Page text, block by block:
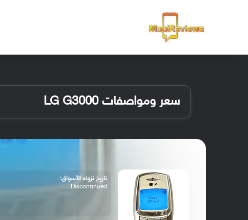
سعر ومواصفات LG G3000
تاريخ نزوله الأسواق:
Discontinued